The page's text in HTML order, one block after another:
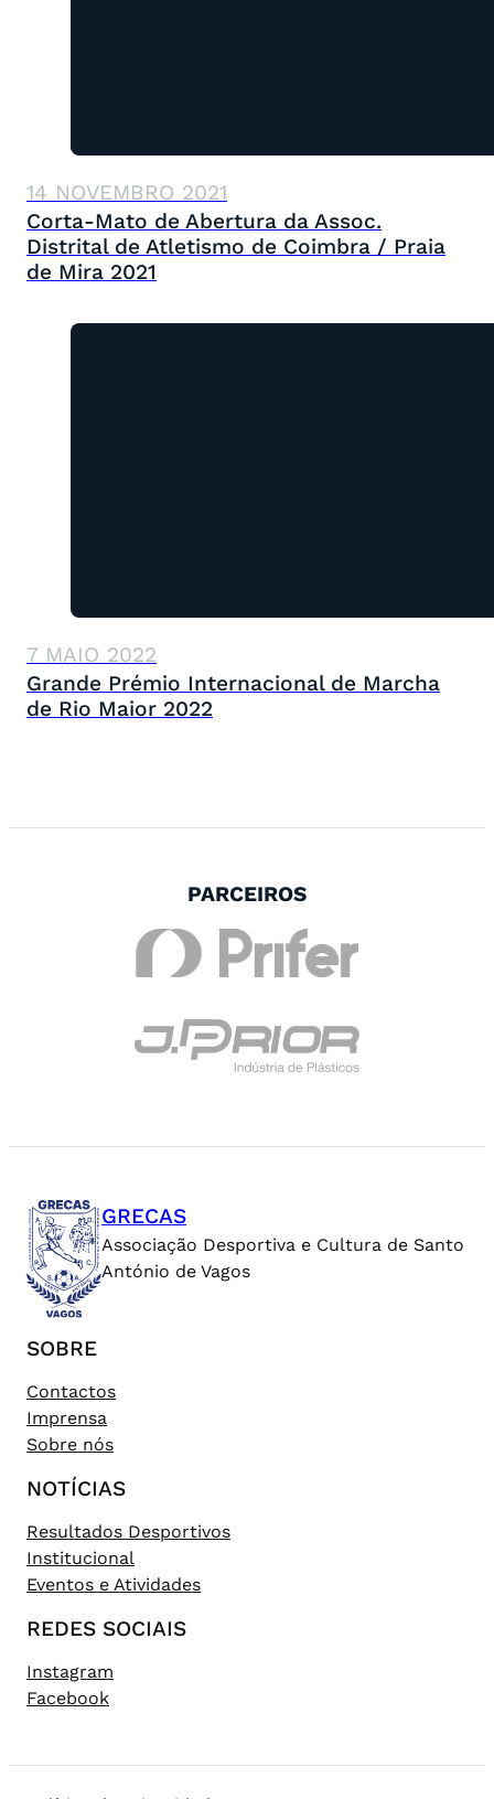
14 NOVEMBRO 2021
Corta-Mato de Abertura da Assoc.
Distrital de Atletismo de Coimbra / Praia
de Mira 2021
7 MAIO 2022
Grande Prémio Internacional de Marcha
de Rio Maior 2022
PARCEIROS
GRECAS
Associação Desportiva e Cultura de Santo
António de Vagos
SOBRE
Contactos
Imprensa
Sobre nós
NOTÍCIAS
Resultados Desportivos
Institucional
Eventos e Atividades
REDES SOCIAIS
Instagram
Facebook